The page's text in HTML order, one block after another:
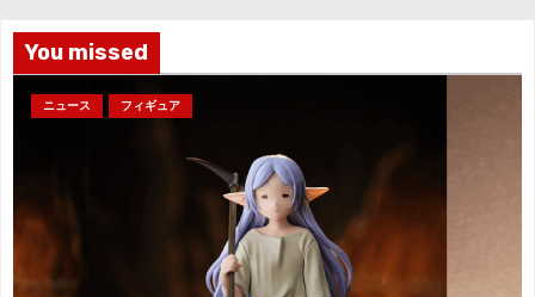
You missed
ニュース フィギュア